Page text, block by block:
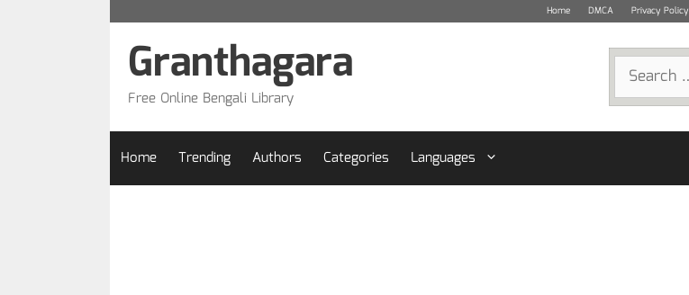
Home DMCA Privacy Policy
Search
for:
Granthagara
Free Online Bengali Library
Home Trending Authors Categories Languages